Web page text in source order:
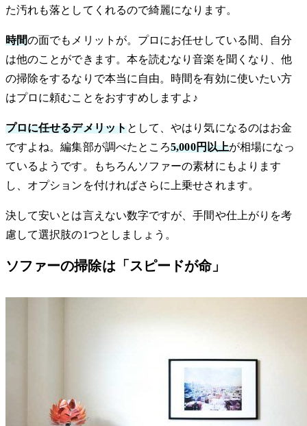
た汚れも落としてくれるので綺麗になります。
時間の面でもメリットが。プロにお任せしている間、自分
は他のことができます。本を読むなり音楽を聞くなり、他
の掃除をするなりで本当に自由。時間を有効に使いたい方
はプロに頼むことをおすすめしますよ♪
プロに任せるデメリットとして、やはり気になるのはお金
ですよね。編集部が調べたところ5,000円以上が相場になっ
ているようです。もちろんソファーの素材にもよります
し、オプションを付ければさらに上乗せされます。
決して安いとは言えない数字ですが、手間や仕上がりを考
慮して選択肢の1つとしましょう。
ソファーの掃除は「スピードが命」